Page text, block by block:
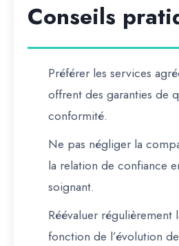
Conseils
Préférer les services
offrent des garanties de
conformité.
Ne pas négliger la
la relation de confiance
soignant.
Réévaluer régulièrement
fonction de l’évolution